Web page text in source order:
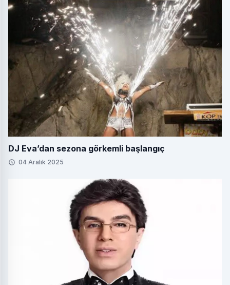
DJ Eva’dan sezona görkemli başlangıç
04 Aralık 2025